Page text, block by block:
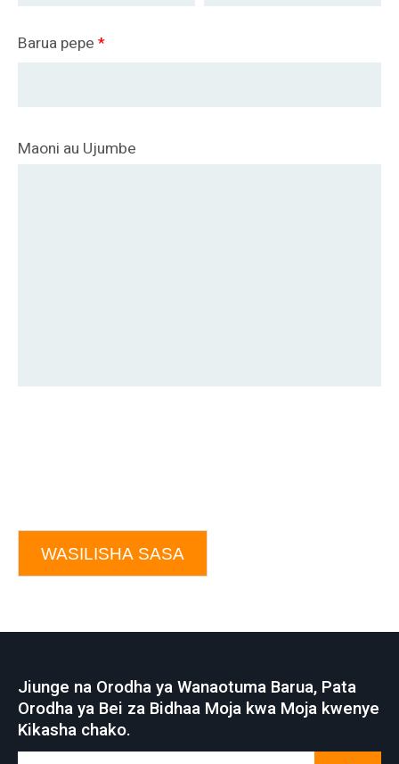
Barua pepe *
Maoni au Ujumbe
WASILISHA SASA
Jiunge na Orodha ya Wanaotuma Barua, Pata
Orodha ya Bei za Bidhaa Moja kwa Moja kwenye
Kikasha chako.